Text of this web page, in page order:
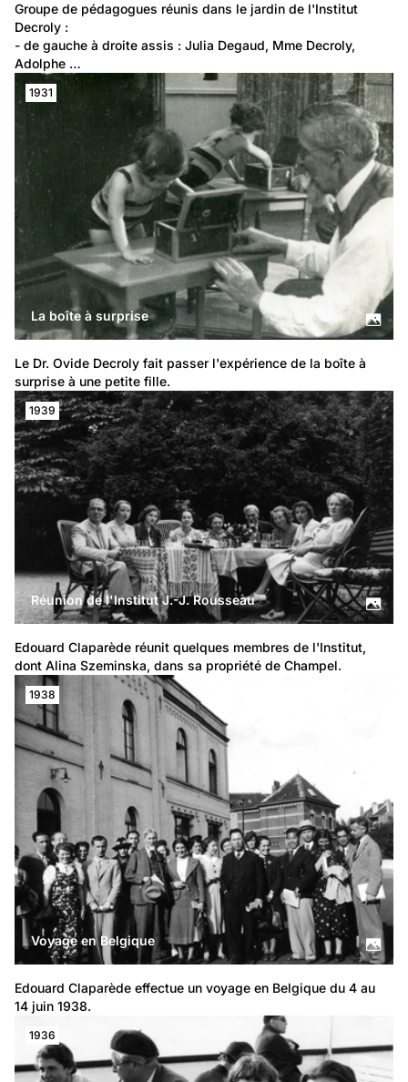
Groupe de pédagogues réunis dans le jardin de l'Institut
Decroly :
- de gauche à droite assis : Julia Degaud, Mme Decroly,
Adolphe …
1931
La boîte à surprise
Le Dr. Ovide Decroly fait passer l'expérience de la boîte à
surprise à une petite fille.
1939
Réunion de l'Institut J.-J. Rousseau
Edouard Claparède réunit quelques membres de l'Institut,
dont Alina Szeminska, dans sa propriété de Champel.
1938
Voyage en Belgique
Edouard Claparède effectue un voyage en Belgique du 4 au
14 juin 1938.
1936